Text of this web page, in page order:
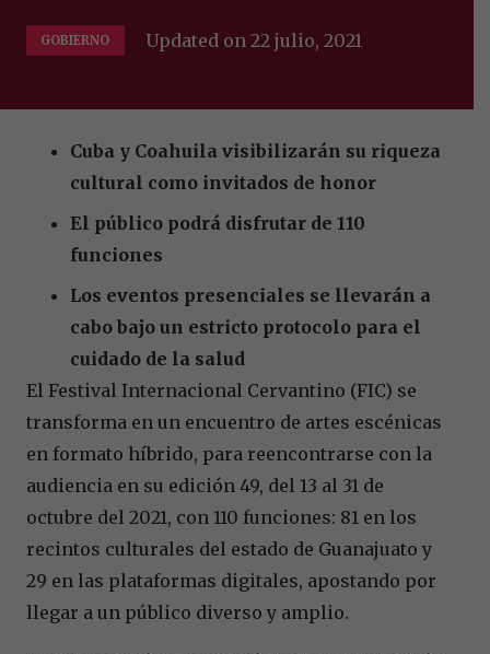
GOBIERNO Updated on22 julio, 2021
Cuba y Coahuila visibilizarán su riqueza
cultural como invitados de honor
El público podrá disfrutar de 110
funciones
Los eventos presenciales se llevarán a
cabo bajo un estricto protocolo para el
cuidado de la salud
El Festival Internacional Cervantino (FIC) se
transforma en un encuentro de artes escénicas
en formato híbrido, para reencontrarse con la
audiencia en su edición 49, del 13 al 31 de
octubre del 2021, con 110 funciones: 81 en los
recintos culturales del estado de Guanajuato y
29 en las plataformas digitales, apostando por
llegar a un público diverso y amplio.